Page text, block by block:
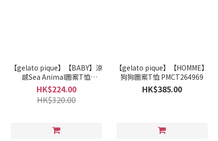
【gelato pique】【BABY】涼
感Sea Animal圖案T恤
PBCT262449
HK$224.00
HK$320.00
【gelato pique】【HOMME】
狗狗圖案T恤 PMCT264969
HK$385.00